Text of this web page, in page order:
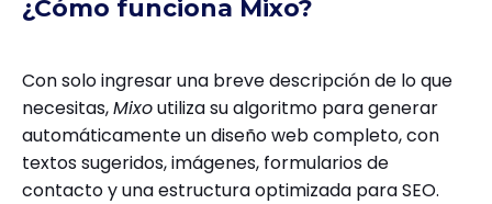
¿Cómo funciona Mixo?
Con solo ingresar una breve descripción de lo que
necesitas,Mixoutiliza su algoritmo para generar
automáticamente un diseño web completo, con
textos sugeridos, imágenes, formularios de
contacto y una estructura optimizada para SEO.